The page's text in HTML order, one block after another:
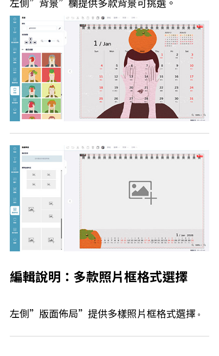
編輯說明：多款照片框格式選擇
左側”版面佈局”提供多樣照片框格式選擇 。